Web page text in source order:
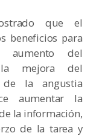
que el
beneficios para
aumento del
la mejora del
la angustia
aumentar la
la información,
de la tarea y